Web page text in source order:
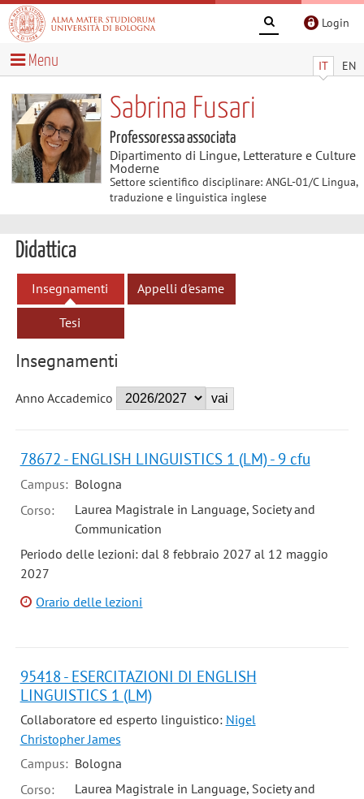
Login
IT EN
Menu
Sabrina Fusari
Professoressa associata
Dipartimento di Lingue, Letterature e Culture
Moderne
Settore scientifico disciplinare: ANGL-01/C Lingua,
traduzione e linguistica inglese
Didattica
Insegnamenti Appelli d'esame
Tesi
Insegnamenti
Anno Accademico
78672 - ENGLISH LINGUISTICS 1 (LM) - 9 cfu
Campus: Bologna
Corso:
Laurea Magistrale in Language, Society and
Communication
Periodo delle lezioni: dal 8 febbraio 2027 al 12 maggio
2027
Orario delle lezioni
95418 - ESERCITAZIONI DI ENGLISH
LINGUISTICS 1 (LM)
Collaboratore ed esperto linguistico: Nigel
Christopher James
Campus: Bologna
Corso:
Laurea Magistrale in Language, Society and